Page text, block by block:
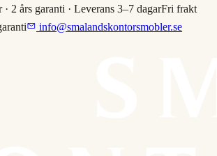
2 års garanti · Leverans 3–7 dagarFri frakt
info@smalandskontorsmobler.se